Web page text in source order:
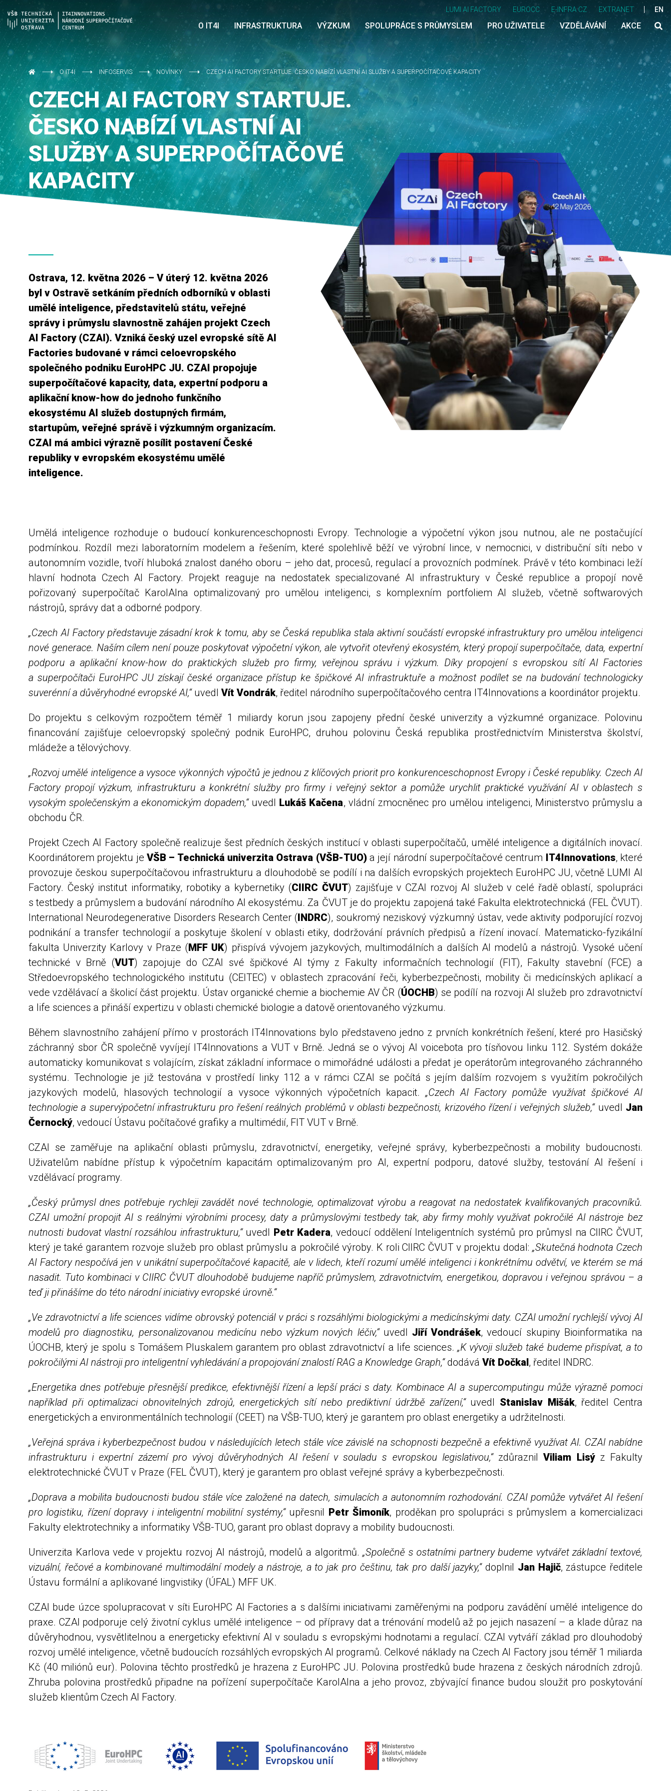
LUMI AI FACTORY EUROCC E-INFRA CZ EXTRANET EN
O IT4I INFRASTRUKTURA VÝZKUM SPOLUPRÁCE S PRŮMYSLEM PRO UŽIVATELE VZDĚLÁVÁNÍ AKCE
O IT4I INFOSERVIS NOVINKY CZECH AI FACTORY STARTUJE. ČESKO NABÍZÍ VLASTNÍ AI SLUŽBY A SUPERPOČÍTAČOVÉ KAPACITY
CZECH AI FACTORY STARTUJE.
ČESKO NABÍZÍ VLASTNÍ AI
SLUŽBY A SUPERPOČÍTAČOVÉ
KAPACITY
Ostrava, 12. května 2026 – V úterý 12. května 2026
byl v Ostravě setkáním předních odborníků v oblasti
umělé inteligence, představitelů státu, veřejné
správy i průmyslu slavnostně zahájen projekt Czech
AI Factory (CZAI). Vzniká český uzel evropské sítě AI
Factories budované v rámci celoevropského
společného podniku EuroHPC JU. CZAI propojuje
superpočítačové kapacity, data, expertní podporu a
aplikační know-how do jednoho funkčního
ekosystému AI služeb dostupných firmám,
startupům, veřejné správě i výzkumným organizacím.
CZAI má ambici výrazně posílit postavení České
republiky v evropském ekosystému umělé
inteligence.
Umělá inteligence rozhoduje o budoucí konkurenceschopnosti Evropy. Technologie a výpočetní výkon jsou nutnou, ale ne postačující
podmínkou. Rozdíl mezi laboratorním modelem a řešením, které spolehlivě běží ve výrobní lince, v nemocnici, v distribuční síti nebo v
autonomním vozidle, tvoří hluboká znalost daného oboru – jeho dat, procesů, regulací a provozních podmínek. Právě v této kombinaci leží
hlavní hodnota Czech AI Factory. Projekt reaguje na nedostatek specializované AI infrastruktury v České republice a propojí nově
pořizovaný superpočítač KarolAIna optimalizovaný pro umělou inteligenci, s komplexním portfoliem AI služeb, včetně softwarových
nástrojů, správy dat a odborné podpory.
„Czech AI Factory představuje zásadní krok k tomu, aby se Česká republika stala aktivní součástí evropské infrastruktury pro umělou inteligenci
nové generace. Naším cílem není pouze poskytovat výpočetní výkon, ale vytvořit otevřený ekosystém, který propojí superpočítače, data, expertní
podporu a aplikační know-how do praktických služeb pro firmy, veřejnou správu i výzkum. Díky propojení s evropskou sítí AI Factories
a superpočítači EuroHPC JU získají české organizace přístup ke špičkové AI infrastruktuře a možnost podílet se na budování technologicky
suverénní a důvěryhodné evropské AI,“ uvedl Vít Vondrák, ředitel národního superpočítačového centra IT4Innovations a koordinátor projektu.
Do projektu s celkovým rozpočtem téměř 1 miliardy korun jsou zapojeny přední české univerzity a výzkumné organizace. Polovinu
financování zajišťuje celoevropský společný podnik EuroHPC, druhou polovinu Česká republika prostřednictvím Ministerstva školství,
mládeže a tělovýchovy.
„Rozvoj umělé inteligence a vysoce výkonných výpočtů je jednou z klíčových priorit pro konkurenceschopnost Evropy i České republiky. Czech AI
Factory propojí výzkum, infrastrukturu a konkrétní služby pro firmy i veřejný sektor a pomůže urychlit praktické využívání AI v oblastech s
vysokým společenským a ekonomickým dopadem,“uvedl Lukáš Kačena, vládní zmocněnec pro umělou inteligenci, Ministerstvo průmyslu a
obchodu ČR.
Projekt Czech AI Factory společně realizuje šest předních českých institucí v oblasti superpočítačů, umělé inteligence a digitálních inovací.
Koordinátorem projektu je VŠB – Technická univerzita Ostrava (VŠB-TUO)a její národní superpočítačové centrum IT4Innovations, které
provozuje českou superpočítačovou infrastrukturu a dlouhodobě se podílí i na dalších evropských projektech EuroHPC JU, včetně LUMI AI
Factory. Český institut informatiky, robotiky a kybernetiky (CIIRC ČVUT) zajišťuje v CZAI rozvoj AI služeb v celé řadě oblastí, spolupráci
s testbedy a průmyslem a budování národního AI ekosystému. Za ČVUT je do projektu zapojená také Fakulta elektrotechnická (FEL ČVUT).
International Neurodegenerative Disorders Research Center (INDRC), soukromý neziskový výzkumný ústav, vede aktivity podporující rozvoj
podnikání a transfer technologií a poskytuje školení v oblasti etiky, dodržování právních předpisů a řízení inovací. Matematicko-fyzikální
fakulta Univerzity Karlovy v Praze (MFF UK) přispívá vývojem jazykových, multimodálních a dalších AI modelů a nástrojů. Vysoké učení
technické v Brně (VUT) zapojuje do CZAI své špičkové AI týmy z Fakulty informačních technologií (FIT), Fakulty stavební (FCE) a
Středoevropského technologického institutu (CEITEC) v oblastech zpracování řeči, kyberbezpečnosti, mobility či medicínských aplikací a
vede vzdělávací a školicí část projektu. Ústav organické chemie a biochemie AV ČR (ÚOCHB) se podílí na rozvoji AI služeb pro zdravotnictví
a life sciences a přináší expertizu v oblasti chemické biologie a datově orientovaného výzkumu.
Během slavnostního zahájení přímo v prostorách IT4Innovations bylo představeno jedno z prvních konkrétních řešení, které pro Hasičský
záchranný sbor ČR společně vyvíjejí IT4Innovations a VUT v Brně. Jedná se o vývoj AI voicebota pro tísňovou linku 112. Systém dokáže
automaticky komunikovat s volajícím, získat základní informace o mimořádné události a předat je operátorům integrovaného záchranného
systému. Technologie je již testována v prostředí linky 112 a v rámci CZAI se počítá s jejím dalším rozvojem s využitím pokročilých
jazykových modelů, hlasových technologií a vysoce výkonných výpočetních kapacit.„Czech AI Factory pomůže využívat špičkové AI
technologie a supervýpočetní infrastrukturu pro řešení reálných problémů v oblasti bezpečnosti, krizového řízení i veřejných služeb,“ uvedl Jan
Černocký, vedoucí Ústavu počítačové grafiky a multimédií, FIT VUT v Brně.
CZAI se zaměřuje na aplikační oblasti průmyslu, zdravotnictví, energetiky, veřejné správy, kyberbezpečnosti a mobility budoucnosti.
Uživatelům nabídne přístup k výpočetním kapacitám optimalizovaným pro AI, expertní podporu, datové služby, testování AI řešení i
vzdělávací programy.
„Český průmysl dnes potřebuje rychleji zavádět nové technologie, optimalizovat výrobu a reagovat na nedostatek kvalifikovaných pracovníků.
CZAI umožní propojit AI s reálnými výrobními procesy, daty a průmyslovými testbedy tak, aby firmy mohly využívat pokročilé AI nástroje bez
nutnosti budovat vlastní rozsáhlou infrastrukturu,“uvedl Petr Kadera, vedoucí oddělení Inteligentních systémů pro průmysl na CIIRC ČVUT,
který je také garantem rozvoje služeb pro oblast průmyslu a pokročilé výroby. K roli CIIRC ČVUT v projektu dodal: „Skutečná hodnota Czech
AI Factory nespočívá jen v unikátní superpočítačové kapacitě, ale v lidech, kteří rozumí umělé inteligenci i konkrétnímu odvětví, ve kterém se má
nasadit. Tuto kombinaci v CIIRC ČVUT dlouhodobě budujeme napříč průmyslem, zdravotnictvím, energetikou, dopravou i veřejnou správou – a
teď ji přinášíme do této národní iniciativy evropské úrovně.“
„Ve zdravotnictví a life sciences vidíme obrovský potenciál v práci s rozsáhlými biologickými a medicínskými daty. CZAI umožní rychlejší vývoj AI
modelů pro diagnostiku, personalizovanou medicínu nebo výzkum nových léčiv,“uvedl Jiří Vondrášek, vedoucí skupiny Bioinformatika na
ÚOCHB, který je spolu s Tomášem Pluskalem garantem pro oblast zdravotnictví a life sciences. „K vývoji služeb také budeme přispívat, a to
pokročilými AI nástroji pro inteligentní vyhledávání a propojování znalostí RAG a Knowledge Graph,“dodává Vít Dočkal, ředitel INDRC.
„Energetika dnes potřebuje přesnější predikce, efektivnější řízení a lepší práci s daty. Kombinace AI a supercomputingu může výrazně pomoci
například při optimalizaci obnovitelných zdrojů, energetických sítí nebo prediktivní údržbě zařízení,“ uvedl Stanislav Mišák, ředitel Centra
energetických a environmentálních technologií (CEET) na VŠB-TUO, který je garantem pro oblast energetiky a udržitelnosti.
„Veřejná správa i kyberbezpečnost budou v následujících letech stále více závislé na schopnosti bezpečně a efektivně využívat AI. CZAI nabídne
infrastrukturu i expertní zázemí pro vývoj důvěryhodných AI řešení v souladu s evropskou legislativou,“ zdůraznilViliam Lisýz Fakulty
elektrotechnické ČVUT v Praze (FEL ČVUT), který je garantem pro oblast veřejné správy a kyberbezpečnosti.
„Doprava a mobilita budoucnosti budou stále více založené na datech, simulacích a autonomním rozhodování. CZAI pomůže vytvářet AI řešení
pro logistiku, řízení dopravy i inteligentní mobilitní systémy,“upřesnil Petr Šimoník, proděkan pro spolupráci s průmyslem a komercializaci
Fakulty elektrotechniky a informatiky VŠB-TUO, garant pro oblast dopravy a mobility budoucnosti.
Univerzita Karlova vede v projektu rozvoj AI nástrojů, modelů a algoritmů.„Společně s ostatními partnery budeme vytvářet základní textové,
vizuální, řečové a kombinované multimodální modely a nástroje, a to jak pro češtinu, tak pro další jazyky,“doplnil Jan Hajič, zástupce ředitele
Ústavu formální a aplikované lingvistiky (ÚFAL) MFF UK.
CZAI bude úzce spolupracovat v síti EuroHPC AI Factories a s dalšími iniciativami zaměřenými na podporu zavádění umělé inteligence do
praxe. CZAI podporuje celý životní cyklus umělé inteligence – od přípravy dat a trénování modelů až po jejich nasazení – a klade důraz na
důvěryhodnou, vysvětlitelnou a energeticky efektivní AI v souladu s evropskými hodnotami a regulací. CZAI vytváří základ pro dlouhodobý
rozvoj umělé inteligence, včetně budoucích rozsáhlých evropských AI programů. Celkové náklady na Czech AI Factory jsou téměř 1 miliarda
Kč (40 miliónů eur). Polovina těchto prostředků je hrazena z EuroHPC JU. Polovina prostředků bude hrazena z českých národních zdrojů.
Zhruba polovina prostředků připadne na pořízení superpočítače KarolAIna a jeho provoz, zbývající finance budou sloužit pro poskytování
služeb klientům Czech AI Factory.